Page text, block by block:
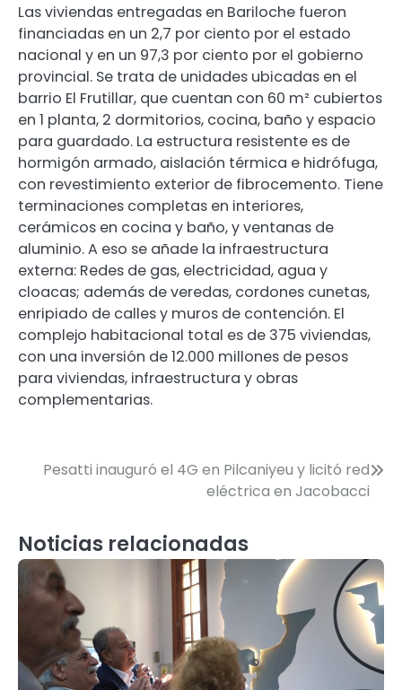
Las viviendas entregadas en Bariloche fueron
financiadas en un 2,7 por ciento por el estado
nacional y en un 97,3 por ciento por el gobierno
provincial. Se trata de unidades ubicadas en el
barrio El Frutillar, que cuentan con 60 m² cubiertos
en 1 planta, 2 dormitorios, cocina, baño y espacio
para guardado. La estructura resistente es de
hormigón armado, aislación térmica e hidrófuga,
con revestimiento exterior de fibrocemento. Tiene
terminaciones completas en interiores,
cerámicos en cocina y baño, y ventanas de
aluminio. A eso se añade la infraestructura
externa: Redes de gas, electricidad, agua y
cloacas; además de veredas, cordones cunetas,
enripiado de calles y muros de contención. El
complejo habitacional total es de 375 viviendas,
con una inversión de 12.000 millones de pesos
para viviendas, infraestructura y obras
complementarias.
Navegación
entradas
Pesatti inauguró el 4G en Pilcaniyeu y licitó red
eléctrica en Jacobacci
Noticias relacionadas